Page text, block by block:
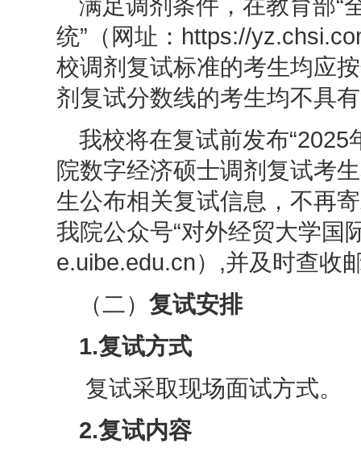
统”（网址：https://
校调剂复试标准的考生均应
剂复试分数线的考生均不具
我校将在复试前发布“2025
院数字经济硕士调剂复试考
生公布相关复试信息，不再
我院公众号“对外经贸大学国
e.uibe.edu.cn）,并及时查收
（二） 复试安排
1.复试方式
复试采取现场面试方式。
2.复试内容